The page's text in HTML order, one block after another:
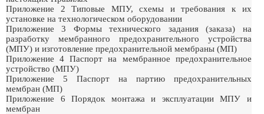
Приложение 2 Типовые МПУ, схемы и требования к их
установке на технологическом оборудовании
Приложение 3 Формы технического задания (заказа) на
разработку мембранного предохранительного устройства
(МПУ) и изготовление предохранительной мембраны (МП)
Приложение 4 Паспорт на мембранное предохранительное
устройство (МПУ)
Приложение 5 Паспорт на партию предохранительных
мембран (МП)
Приложение 6 Порядок монтажа и эксплуатации МПУ и
мембран